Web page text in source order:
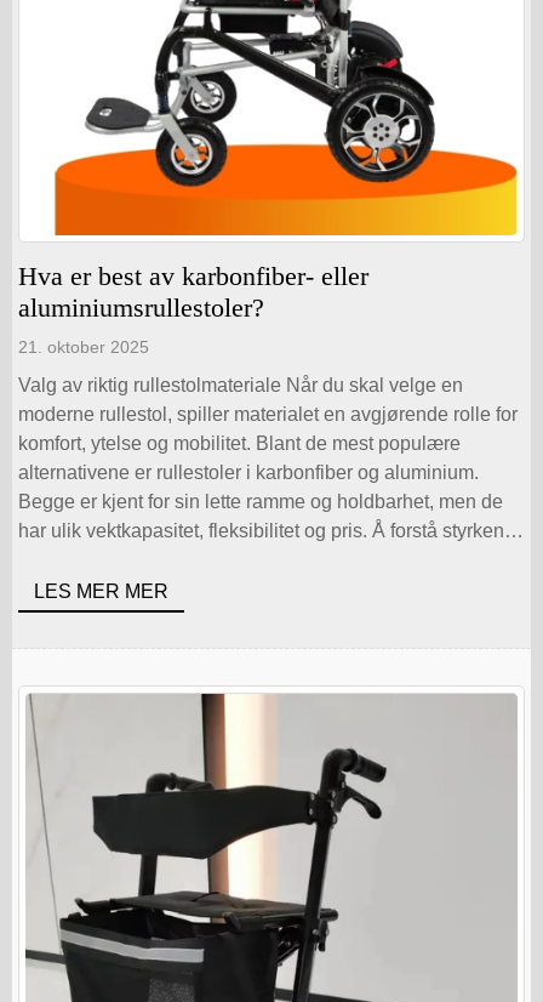
Hva er best av karbonfiber- eller
aluminiumsrullestoler?
21. oktober 2025
Valg av riktig rullestolmateriale Når du skal velge en
moderne rullestol, spiller materialet en avgjørende rolle for
komfort, ytelse og mobilitet. Blant de mest populære
alternativene er rullestoler i karbonfiber og aluminium.
Begge er kjent for sin lette ramme og holdbarhet, men de
har ulik vektkapasitet, fleksibilitet og pris. Å forstå styrkene
LES MER MER